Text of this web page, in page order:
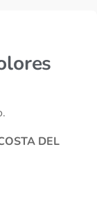
DEL